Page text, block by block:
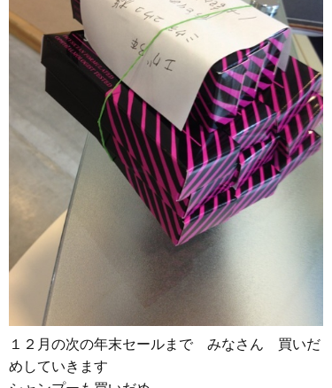
１２月の次の年末セールまで みなさん 買いだ
めしていきます